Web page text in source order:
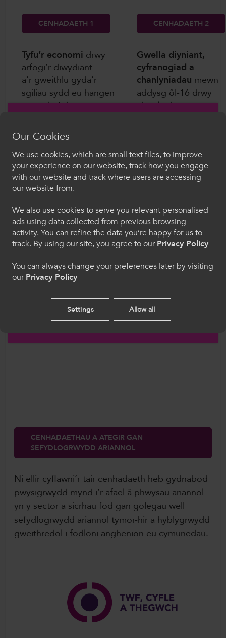
CENHADAETH 1 CENHADAETH 2
Tyfu’r economi drwy
arfogi’r diwydiant
a’r gweithlu gyda’r
sgiliau sydd eu hangen
i wynebu’r heriau a
sy’n newid o ganlyniad i
sero net a
datblygiad Deallusrwydd
Artiffisial (AI).
Gwella diyniant,
cyfranogiad a
chanlyniadau mewn
addysg ôl-16 drwy
chwalu rhwystrau,
ynghylch eu dyfodol
bod yn barod ar gyfer
byd gwaith, a darparu
ansawdd uchel.
CENHADAETHAU A ATEGIR GAN
SEFYDLOGRWYDD ARIANNOL
Ni ellir cyflawni’r tair cenhadaeth heb gydnabod
pwysigrwydd mynd i’r afael â phwysau ariannol
yn y sector a sicrhau fod gan golegau well
sefydlogrwydd ariannol tymor-hir a hyblygrwydd
gweithredol i fodloni anghenion eu cymunedau.
Croeso i ColegauCymru
Dewiswch eich iaith. Trwy ddefnyddio'r safle we
Cymraeg
Welcome to CollegesWales
Please select your language preference. By using
English
Our Cookies
We use cookies, which are small text files, to improve
your experience on our website, track how you engage
with our website and track where users are accessing
our website from.
We also use cookies to serve you relevant personalised
ads using data collected from previous browsing
activity. You can refine the data you’re happy for us to
track. By using our site, you agree to ourPrivacy Policy
You can always change your preferences later by visiting
ourPrivacy Policy
Settings Allow all